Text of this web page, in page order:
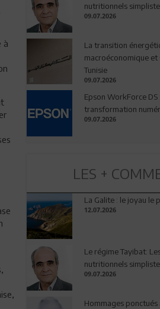
à
nutritionnels
09.07.2026
La transition
macroéconomique
Tunisie
09.07.2026
Epson WorkForce DS
transformation
09.07.2026
LES +
La Galite : le joyau le
12.07.2026
Le régime Tayibat:
nutritionnels
09.07.2026
Hommages